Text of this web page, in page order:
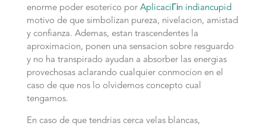
enorme poder esoterico por AplicaciГіn indiancupid
motivo de que simbolizan pureza, nivelacion, amistad
y confianza. Ademas, estan trascendentes la
aproximacion, ponen una sensacion sobre resguardo
y no ha transpirado ayudan a absorber las energias
provechosas aclarando cualquier conmocion en el
caso de que nos lo olvidemos concepto cual
tengamos.
En caso de que tendri­as cerca velas blancas,